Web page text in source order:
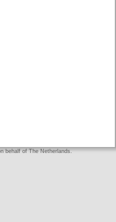
behalf of The Netherlands.